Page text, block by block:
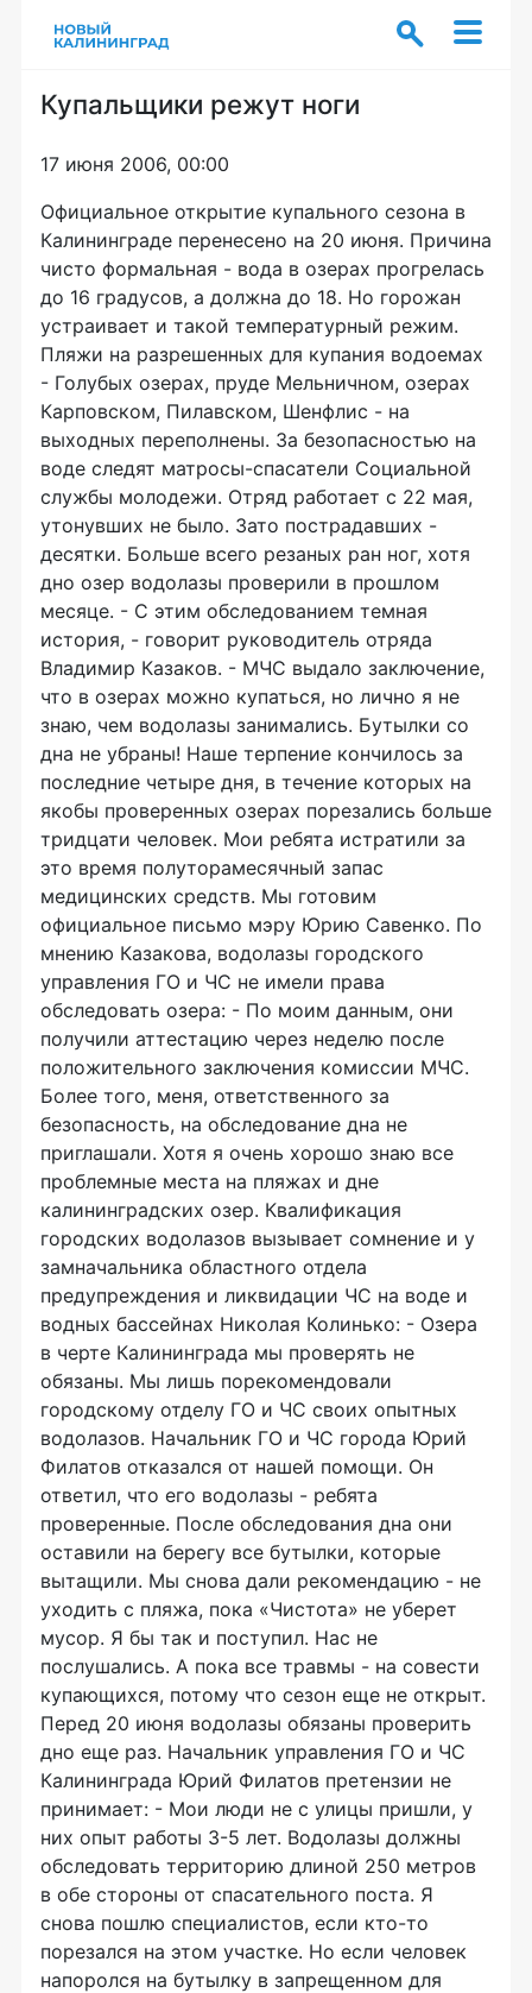
Купальщики режут ноги
17 июня 2006, 00:00
Официальное открытие купального сезона в
Калининграде перенесено на 20 июня. Причина
чисто формальная - вода в озерах прогрелась
до 16 градусов, а должна до 18. Но горожан
устраивает и такой температурный режим.
Пляжи на разрешенных для купания водоемах
- Голубых озерах, пруде Мельничном, озерах
Карповском, Пилавском, Шенфлис - на
выходных переполнены. За безопасностью на
воде следят матросы-спасатели Социальной
службы молодежи. Отряд работает с 22 мая,
утонувших не было. Зато пострадавших -
десятки. Больше всего резаных ран ног, хотя
дно озер водолазы проверили в прошлом
месяце. - С этим обследованием темная
история, - говорит руководитель отряда
Владимир Казаков. - МЧС выдало заключение,
что в озерах можно купаться, но лично я не
знаю, чем водолазы занимались. Бутылки со
дна не убраны! Наше терпение кончилось за
последние четыре дня, в течение которых на
якобы проверенных озерах порезались больше
тридцати человек. Мои ребята истратили за
это время полуторамесячный запас
медицинских средств. Мы готовим
официальное письмо мэру Юрию Савенко. По
мнению Казакова, водолазы городского
управления ГО и ЧС не имели права
обследовать озера: - По моим данным, они
получили аттестацию через неделю после
положительного заключения комиссии МЧС.
Более того, меня, ответственного за
безопасность, на обследование дна не
приглашали. Хотя я очень хорошо знаю все
проблемные места на пляжах и дне
калининградских озер. Квалификация
городских водолазов вызывает сомнение и у
замначальника областного отдела
предупреждения и ликвидации ЧС на воде и
водных бассейнах Николая Колинько: - Озера
в черте Калининграда мы проверять не
обязаны. Мы лишь порекомендовали
городскому отделу ГО и ЧС своих опытных
водолазов. Начальник ГО и ЧС города Юрий
Филатов отказался от нашей помощи. Он
ответил, что его водолазы - ребята
проверенные. После обследования дна они
оставили на берегу все бутылки, которые
вытащили. Мы снова дали рекомендацию - не
уходить с пляжа, пока «Чистота» не уберет
мусор. Я бы так и поступил. Нас не
послушались. А пока все травмы - на совести
купающихся, потому что сезон еще не открыт.
Перед 20 июня водолазы обязаны проверить
дно еще раз. Начальник управления ГО и ЧС
Калининграда Юрий Филатов претензии не
принимает: - Мои люди не с улицы пришли, у
них опыт работы 3-5 лет. Водолазы должны
обследовать территорию длиной 250 метров
в обе стороны от спасательного поста. Я
снова пошлю специалистов, если кто-то
порезался на этом участке. Но если человек
напоролся на бутылку в запрещенном для